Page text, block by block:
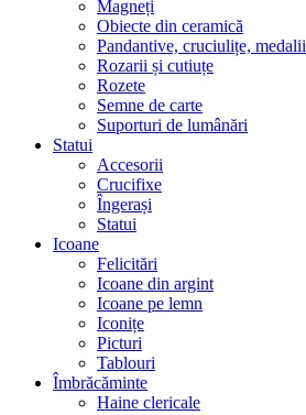
Magneți
Obiecte din ceramică
Pandantive, cruciulițe, medalii
Rozarii și cutiuțe
Rozete
Semne de carte
Suporturi de lumânări
Statui
Accesorii
Crucifixe
Îngerași
Statui
Icoane
Felicitări
Icoane din argint
Icoane pe lemn
Iconițe
Picturi
Tablouri
Îmbrăcăminte
Haine clericale